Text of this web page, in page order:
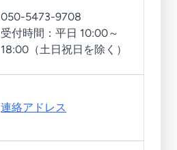
050-5473-9708
受付時間：平日 10:00～
18:00（土日祝日を除く）
連絡アドレス